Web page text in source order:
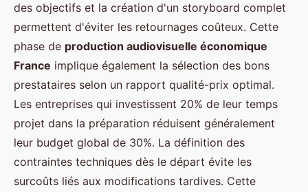
des objectifs et la création d'un storyboard complet
permettent d'éviter les retournages coûteux. Cette
phase de production audiovisuelle économique
France implique également la sélection des bons
prestataires selon un rapport qualité-prix optimal.
Les entreprises qui investissent 20% de leur temps
projet dans la préparation réduisent généralement
leur budget global de 30%. La définition des
contraintes techniques dès le départ évite les
surcoûts liés aux modifications tardives. Cette